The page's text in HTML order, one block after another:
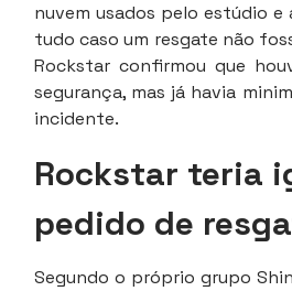
nuvem usados pelo estúdio e
tudo caso um resgate não
Rockstar confirmou que
segurança, mas já havia
incidente.
Rockstar teria
pedido de
Segundo o próprio grupo